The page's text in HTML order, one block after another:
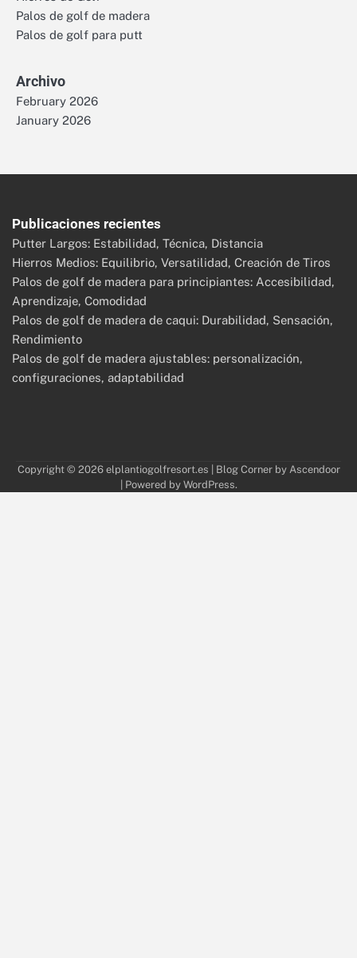
Palos de golf de madera
Palos de golf para putt
Archivo
February 2026
January 2026
Publicaciones recientes
Putter Largos: Estabilidad, Técnica, Distancia
Hierros Medios: Equilibrio, Versatilidad, Creación de Tiros
Palos de golf de madera para principiantes: Accesibilidad,
Aprendizaje, Comodidad
Palos de golf de madera de caqui: Durabilidad, Sensación,
Rendimiento
Palos de golf de madera ajustables: personalización,
configuraciones, adaptabilidad
Copyright © 2026 elplantiogolfresort.es | Blog Corner by Ascendoor
| Powered by WordPress.